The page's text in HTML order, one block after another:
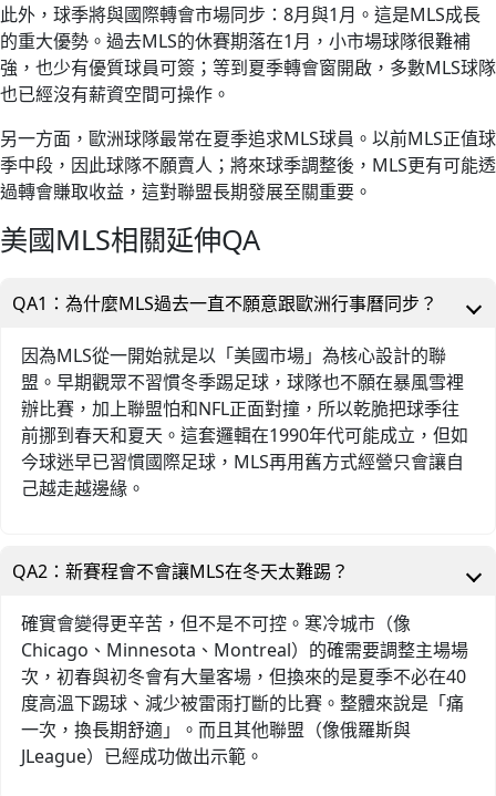
此外，球季將與國際轉會市場同步：8月與1月。這是MLS成長
的重大優勢。過去MLS的休賽期落在1月，小市場球隊很難補
強，也少有優質球員可簽；等到夏季轉會窗開啟，多數MLS球隊
也已經沒有薪資空間可操作。
另一方面，歐洲球隊最常在夏季追求MLS球員。以前MLS正值球
季中段，因此球隊不願賣人；將來球季調整後，MLS更有可能透
過轉會賺取收益，這對聯盟長期發展至關重要。
美國MLS相關延伸QA
QA1：為什麼MLS過去一直不願意跟歐洲行事曆同步？
因為MLS從一開始就是以「美國市場」為核心設計的聯
盟。早期觀眾不習慣冬季踢足球，球隊也不願在暴風雪裡
辦比賽，加上聯盟怕和NFL正面對撞，所以乾脆把球季往
前挪到春天和夏天。這套邏輯在1990年代可能成立，但如
今球迷早已習慣國際足球，MLS再用舊方式經營只會讓自
己越走越邊緣。
QA2：新賽程會不會讓MLS在冬天太難踢？
確實會變得更辛苦，但不是不可控。寒冷城市（像
Chicago、Minnesota、Montreal）的確需要調整主場場
次，初春與初冬會有大量客場，但換來的是夏季不必在40
度高溫下踢球、減少被雷雨打斷的比賽。整體來說是「痛
一次，換長期舒適」。而且其他聯盟（像俄羅斯與
JLeague）已經成功做出示範。